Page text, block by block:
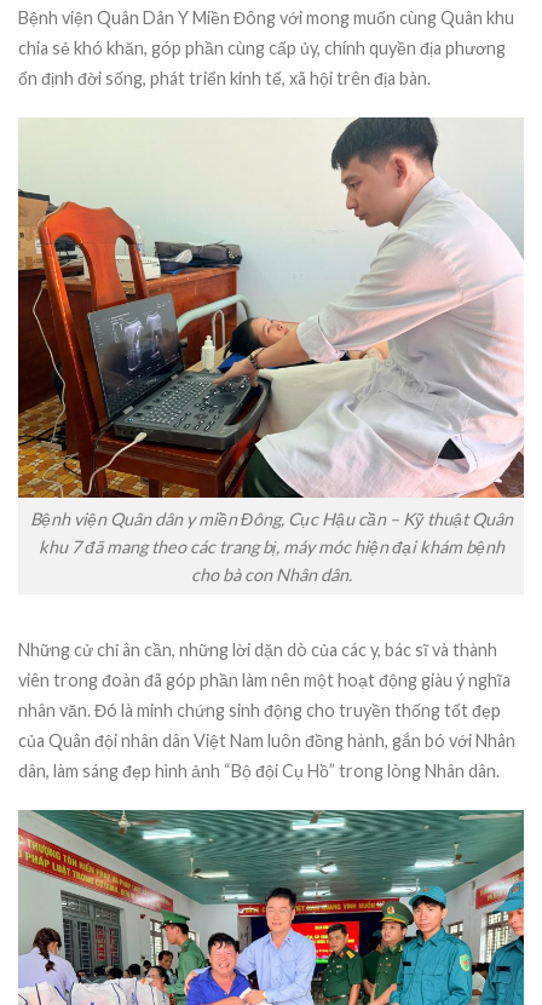
Bệnh viện Quân Dân Y Miền Đông với mong muốn cùng Quân khu
chia sẻ khó khăn, góp phần cùng cấp ủy, chính quyền địa phương
ổn định đời sống, phát triển kinh tế, xã hội trên địa bàn.
Bệnh viện Quân dân y miền Đông, Cục Hậu cần – Kỹ thuật Quân
khu 7 đã mang theo các trang bị, máy móc hiện đại khám bệnh
cho bà con Nhân dân.
Những cử chỉ ân cần, những lời dặn dò của các y, bác sĩ và thành
viên trong đoàn đã góp phần làm nên một hoạt động giàu ý nghĩa
nhân văn. Đó là minh chứng sinh động cho truyền thống tốt đẹp
của Quân đội nhân dân Việt Nam luôn đồng hành, gắn bó với Nhân
dân, làm sáng đẹp hình ảnh “Bộ đội Cụ Hồ” trong lòng Nhân dân.